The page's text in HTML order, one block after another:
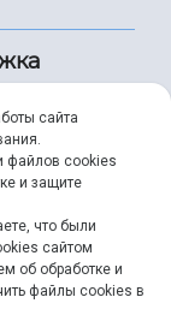
сайта
файлов cookies
и защите
что были
сайтом
об обработке и
файлы cookies в